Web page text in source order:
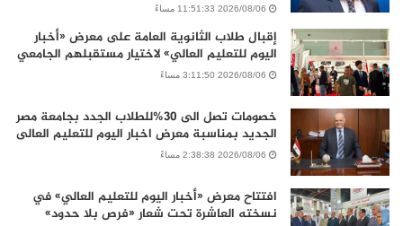
2026/08/06 11:51:33 مساءً
إقبال طلاب الثانوية العامة على معرض «أخبار
اليوم للتعليم العالي» لاختيار مستقبلهم الجامعي
2026/08/06 3:11:50 مساءً
خصومات تصل الى 30%للطلاب الجدد بجامعة مصر
الجديد بمناسبة معرض اخبار اليوم للتعليم العالى
2026/08/06 2:38:38 مساءً
افتتاح معرض «أخبار اليوم للتعليم العالي» في
نسخته العاشرة تحت شعار «فرص بلا حدود»